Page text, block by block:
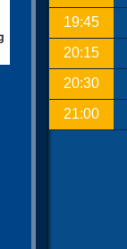
19:45
20:15
20:30
21:00